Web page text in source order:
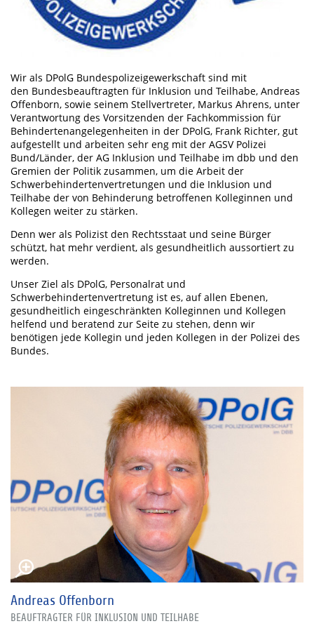
Wir als DPolG Bundespolizeigewerkschaft sind mit
den Bundesbeauftragten für Inklusion und Teilhabe, Andreas
Offenborn, sowie seinem Stellvertreter, Markus Ahrens, unter
Verantwortung des Vorsitzenden der Fachkommission für
Behindertenangelegenheiten in der DPolG, Frank Richter, gut
aufgestellt und arbeiten sehr eng mit der AGSV Polizei
Bund/Länder, der AG Inklusion und Teilhabe im dbb und den
Gremien der Politik zusammen, um die Arbeit der
Schwerbehindertenvertretungen und die Inklusion und
Teilhabe der von Behinderung betroffenen Kolleginnen und
Kollegen weiter zu stärken.
Denn wer als Polizist den Rechtsstaat und seine Bürger
schützt, hat mehr verdient, als gesundheitlich aussortiert zu
werden.
Unser Ziel als DPolG, Personalrat und
Schwerbehindertenvertretung ist es, auf allen Ebenen,
gesundheitlich eingeschränkten Kolleginnen und Kollegen
helfend und beratend zur Seite zu stehen, denn wir
benötigen jede Kollegin und jeden Kollegen in der Polizei des
Bundes.
Andreas Offenborn
BEAUFTRAGTER FÜR INKLUSION UND TEILHABE